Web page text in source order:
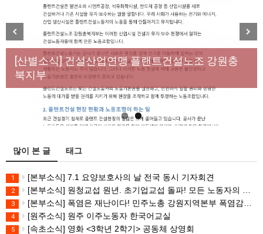
[성명] 막을 수 있었던 죽음, HL만도가 책임져라 : 청
년노동자 사망사고의 철저한 진상규명과 재발방지
대책 마련하라
[산별소식] 건설산업연맹 플랜트건설노조 강원충
북지부
Previous Next
많이 본 글 태그
1 [본부소식] 7.1 요양보호사의 날 전국 동시 기자회견
2 [본부소식] 원청교섭 원년. 초기업교섭 돌파! 모든 노동자의 노동기본권 쟁취! 민주노총 7.15 총파업대회
3 [본부소식] 폭염은 재난이다! 민주노총 강원지역본부 폭염감시단 선포 기자회견
4 [원주소식] 원주 이주노동자 한국어교실
5 [속초소식] 영화 <3학년 2학기> 공동체 상영회